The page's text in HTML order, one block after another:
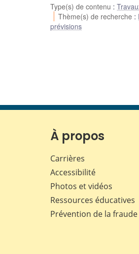
Type(s) de contenu :
Thème(s) de recherche :
prévisions
À propos
Carrières
Accessibilité
Photos et vidéos
Ressources éducatives
Prévention de la fraude